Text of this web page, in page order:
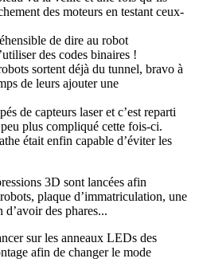
des moteurs en testant ceux-
de dire au robot
des codes binaires !
sortent déjà du tunnel, bravo à
de leurs ajouter une
de capteurs laser et c’est reparti
plus compliqué cette fois-ci.
était enfin capable d’éviter les
3D sont lancées afin
plaque d’immatriculation, une
des phares...
sur les anneaux LEDs des
afin de changer le mode